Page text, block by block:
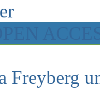
Freyberg